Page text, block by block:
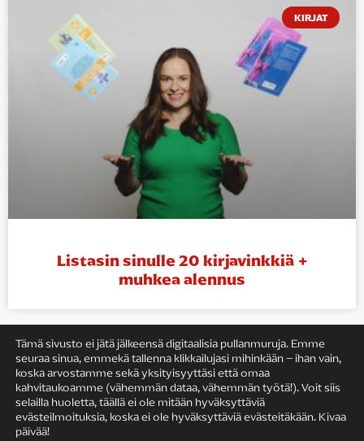
KIRJAT
Listasin sinulle 20 kirjavinkkiä +
muhkea alennus
KIRJAILIJAN TYÖ
Tämä sivusto ei jätä jälkeensä digitaalisia pullanmuruja. Emme
seuraa sinua, emmekä tallenna klikkailujasi mihinkään – ihan vain,
koska arvostamme sekä yksityisyyttäsi että omaa
kahvitaukoamme (vähemmän dataa, vähemmän työtä!). Voit siis
selailla huoletta, täällä ei ole mitään hyväksyttäviä
evästeilmoituksia, koska ei ole hyväksyttäviä evästeitäkään. Kivaa
päivää!